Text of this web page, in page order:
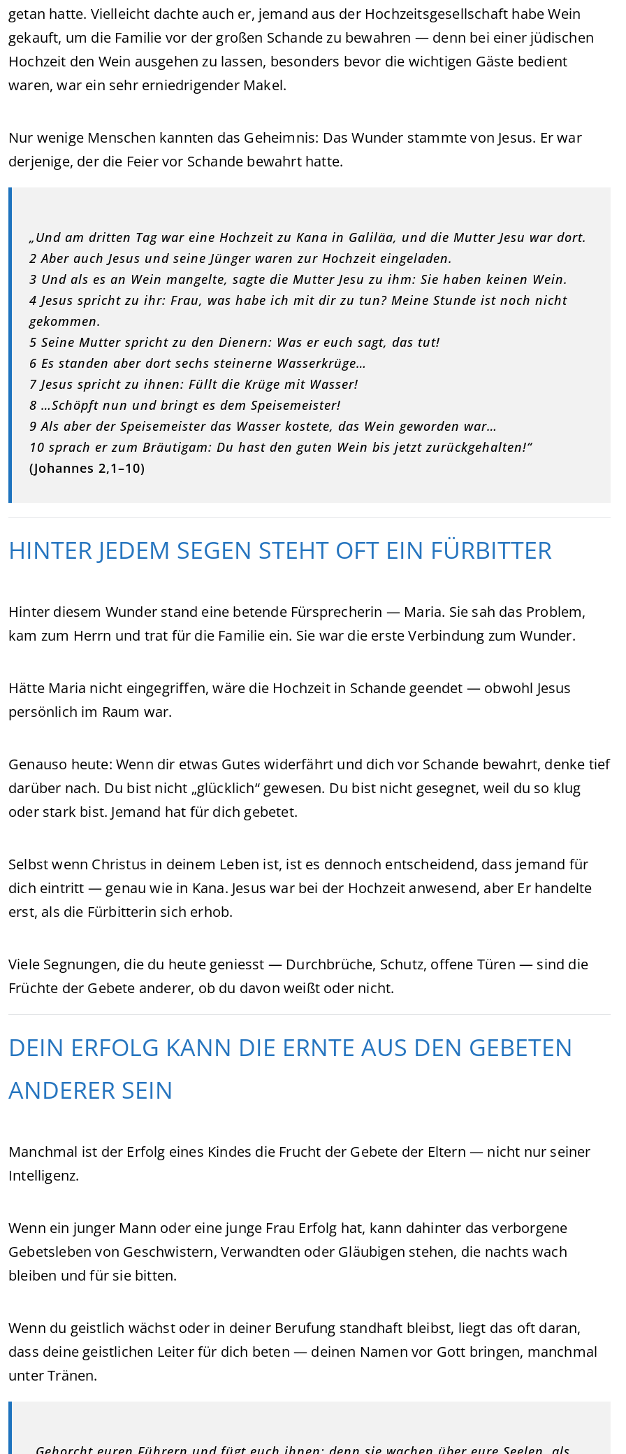
getan hatte. Vielleicht dachte auch er, jemand aus der Hochzeitsgesellschaft habe Wein
gekauft, um die Familie vor der großen Schande zu bewahren — denn bei einer jüdischen
Hochzeit den Wein ausgehen zu lassen, besonders bevor die wichtigen Gäste bedient
waren, war ein sehr erniedrigender Makel.
Nur wenige Menschen kannten das Geheimnis: Das Wunder stammte von Jesus. Er war
derjenige, der die Feier vor Schande bewahrt hatte.
„Und am dritten Tag war eine Hochzeit zu Kana in Galiläa, und die Mutter Jesu war dort.
2 Aber auch Jesus und seine Jünger waren zur Hochzeit eingeladen.
3 Und als es an Wein mangelte, sagte die Mutter Jesu zu ihm: Sie haben keinen Wein.
4 Jesus spricht zu ihr: Frau, was habe ich mit dir zu tun? Meine Stunde ist noch nicht
gekommen.
5 Seine Mutter spricht zu den Dienern: Was er euch sagt, das tut!
6 Es standen aber dort sechs steinerne Wasserkrüge…
7 Jesus spricht zu ihnen: Füllt die Krüge mit Wasser!
8 …Schöpft nun und bringt es dem Speisemeister!
9 Als aber der Speisemeister das Wasser kostete, das Wein geworden war…
10 sprach er zum Bräutigam: Du hast den guten Wein bis jetzt zurückgehalten!“
(Johannes 2,1–10)
HINTER JEDEM SEGEN STEHT OFT EIN FÜRBITTER
Hinter diesem Wunder stand eine betende Fürsprecherin — Maria. Sie sah das Problem,
kam zum Herrn und trat für die Familie ein. Sie war die erste Verbindung zum Wunder.
Hätte Maria nicht eingegriffen, wäre die Hochzeit in Schande geendet — obwohl Jesus
persönlich im Raum war.
Genauso heute: Wenn dir etwas Gutes widerfährt und dich vor Schande bewahrt, denke tief
darüber nach. Du bist nicht „glücklich“ gewesen. Du bist nicht gesegnet, weil du so klug
oder stark bist. Jemand hat für dich gebetet.
Selbst wenn Christus in deinem Leben ist, ist es dennoch entscheidend, dass jemand für
dich eintritt — genau wie in Kana. Jesus war bei der Hochzeit anwesend, aber Er handelte
erst, als die Fürbitterin sich erhob.
Viele Segnungen, die du heute geniesst — Durchbrüche, Schutz, offene Türen — sind die
Früchte der Gebete anderer, ob du davon weißt oder nicht.
DEIN ERFOLG KANN DIE ERNTE AUS DEN GEBETEN
ANDERER SEIN
Manchmal ist der Erfolg eines Kindes die Frucht der Gebete der Eltern — nicht nur seiner
Intelligenz.
Wenn ein junger Mann oder eine junge Frau Erfolg hat, kann dahinter das verborgene
Gebetsleben von Geschwistern, Verwandten oder Gläubigen stehen, die nachts wach
bleiben und für sie bitten.
Wenn du geistlich wächst oder in deiner Berufung standhaft bleibst, liegt das oft daran,
dass deine geistlichen Leiter für dich beten — deinen Namen vor Gott bringen, manchmal
unter Tränen.